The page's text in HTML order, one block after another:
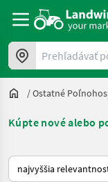
Prehľadávať ponuky
/Ostatné
Kúpte nové alebo
Takto sa vykonáva